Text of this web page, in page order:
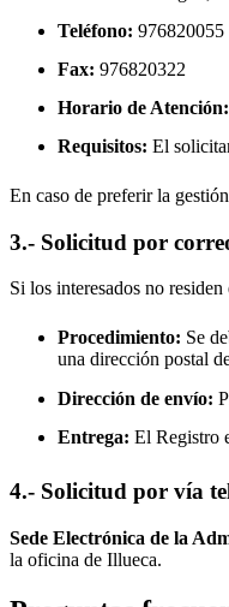
Teléfono: 976820055
Fax: 976820322
Horario de Atención:
Requisitos: El
En caso de preferir la
3.- Solicitud por
Si los interesados no residen
Procedimiento: Se
una dirección postal
Dirección de envío:
Entrega: El Registro
4.- Solicitud por vía
Sede Electrónica de la
la oficina de Illueca.